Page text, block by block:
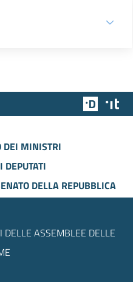
Team
DEI MINISTRI
DEPUTATI
DELLA REPUBBLICA
DELLE ASSEMBLEE DELLE